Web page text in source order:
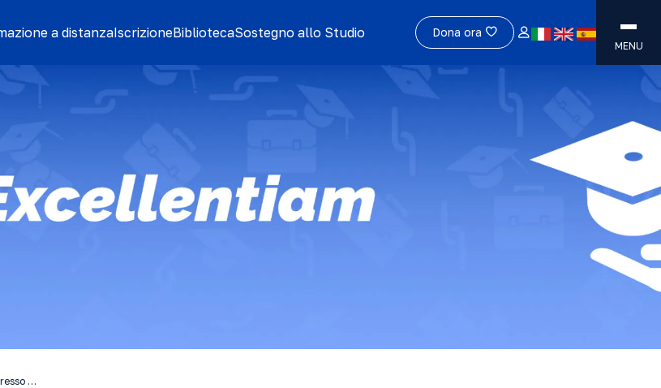
a distanzaIscrizioneBibliotecaSostegno allo Studio Dona ora
MENU
…